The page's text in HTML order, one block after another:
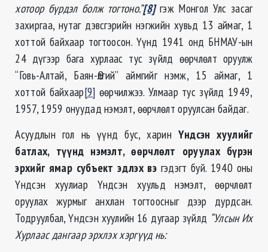
хотоор бүрдэл болж тогтоно.”[8]гэж Монгол Улс засаг
захиргаа, нутаг дэвсгэрийн нэгжийн хувьд 13 аймаг, 1
хоттой байхаар тогтоосон. Үүнд 1941 онд БНМАУ-ын
24 дүгээр бага хурлаас тус зүйлд өөрчлөлт оруулж
“Говь-Алтай, Баян-Өлгий” аймгийг нэмж, 15 аймаг, 1
хоттой байхаар[9] өөрчилжээ. Улмаар тус зүйлд 1949,
1957, 1959 онуудад нэмэлт, өөрчлөлт оруулсан байдаг.
Асуудлын гол нь үүнд бус, харин Үндсэн хуулийг
батлах, түүнд нэмэлт, өөрчлөлт оруулах бүрэн
эрхийг ямар субъект эдлэх вэ гэдэгт буй. 1940 оны
Үндсэн хуулиар Үндсэн хуульд нэмэлт, өөрчлөлт
оруулах журмыг анхлан тогтоосныг дээр дурдсан.
Тодруулбал, Үндсэн хуулийн 16 дугаар зүйлд “Улсын Их
Хурлаас дангаар эрхлэх хэргүүд нь: